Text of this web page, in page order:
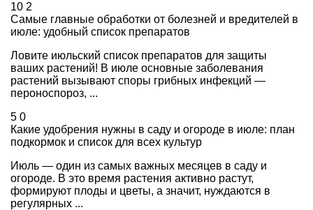
10 2
Самые главные обработки от болезней и вредителей в
июле: удобный список препаратов
Ловите июльский список препаратов для защиты
ваших растений! В июле основные заболевания
растений вызывают споры грибных инфекций —
пероноспороз, ...
5 0
Какие удобрения нужны в саду и огороде в июле: план
подкормок и список для всех культур
Июль — один из самых важных месяцев в саду и
огороде. В это время растения активно растут,
формируют плоды и цветы, а значит, нуждаются в
регулярных ...